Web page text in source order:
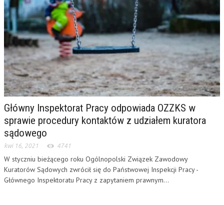
Główny Inspektorat Pracy odpowiada OZZKS w
sprawie procedury kontaktów z udziałem kuratora
sądowego
kwi 16, 2021 4741
W styczniu bieżącego roku Ogólnopolski Związek Zawodowy
Kuratorów Sądowych zwrócił się do Państwowej Inspekcji Pracy -
Głównego Inspektoratu Pracy z zapytaniem prawnym...